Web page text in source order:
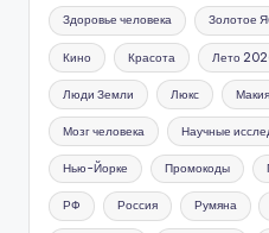
Здоровье человека Золотое
Кино Красота Лето
Люди Земли Люкс
Мозг человека Научные
Нью-Йорке Промокоды
РФ Россия Румяна